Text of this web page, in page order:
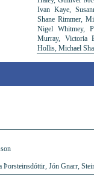
Ivan Kaye,
Shane Rimmer,
Nigel Whitmey,
Murray, Victoria
Hollis, Michael
Jón Gnarr,